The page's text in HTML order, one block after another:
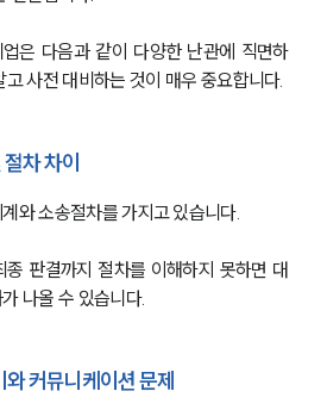
은 다음과 같이 다양한 난관에 직면하
사전 대비하는 것이 매우 중요합니다.
차 차이
와 소송절차를 가지고 있습니다.
판결까지 절차를 이해하지 못하면 대
나올 수 있습니다.
커뮤니케이션 문제